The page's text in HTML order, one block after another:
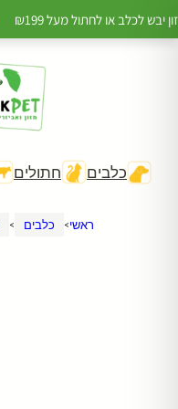
או לחתול מעל ₪199
כלבים חתולים
ראשי> כלבים >